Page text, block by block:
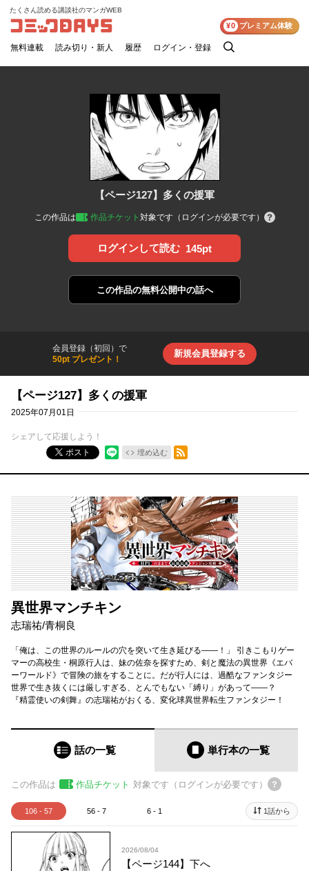
コミックDAYS
たくさん読める講談社のマンガWEB
無料連載 読み切り・新人 履歴 ログイン・登録
検
¥0 プレミアム体験
【ページ127】多くの援軍
この作品は 作品チケット 対象です（ログインが必要です）
ログインして読む 145pt
この作品の無料公開中の話へ
会員登録（初回）で
50pt プレゼント！
新規会員登録する
【ページ127】多くの援軍
2025年07月01日
シェアして応援しよう！
ポスト
埋め込む
RSSフィード
異世界マンチキン
志瑞祐/青桐良
「俺は、この世界のルールの穴を突いて生き延びる――！」 引きこもりゲー
マーの高校生・桐原行人は、妹の佐奈を探すため、剣と魔法の異世界《エバ
ーワールド》で冒険の旅をすることに。だが行人には、過酷なファンタジー
世界で生き抜くには厳しすぎる、とんでもない「縛り」があって――？
『精霊使いの剣舞』の志瑞祐がおくる、変化球異世界転生ファンタジー！
話の一覧 単行本の一覧
この作品は 作品チケット 対象です（ログインが必要です）
106 - 57 56 - 7 6 - 1 1話から
2026/08/04
【ページ144】下へ